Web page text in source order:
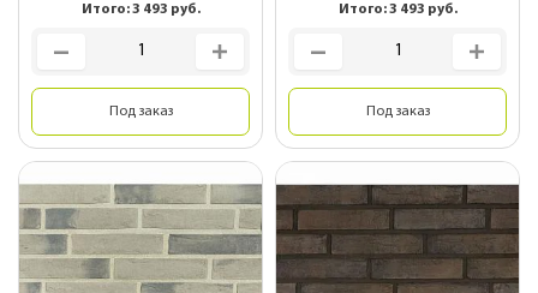
Итого:3 493 руб.
Под заказ
Итого:3 493 руб.
Под заказ